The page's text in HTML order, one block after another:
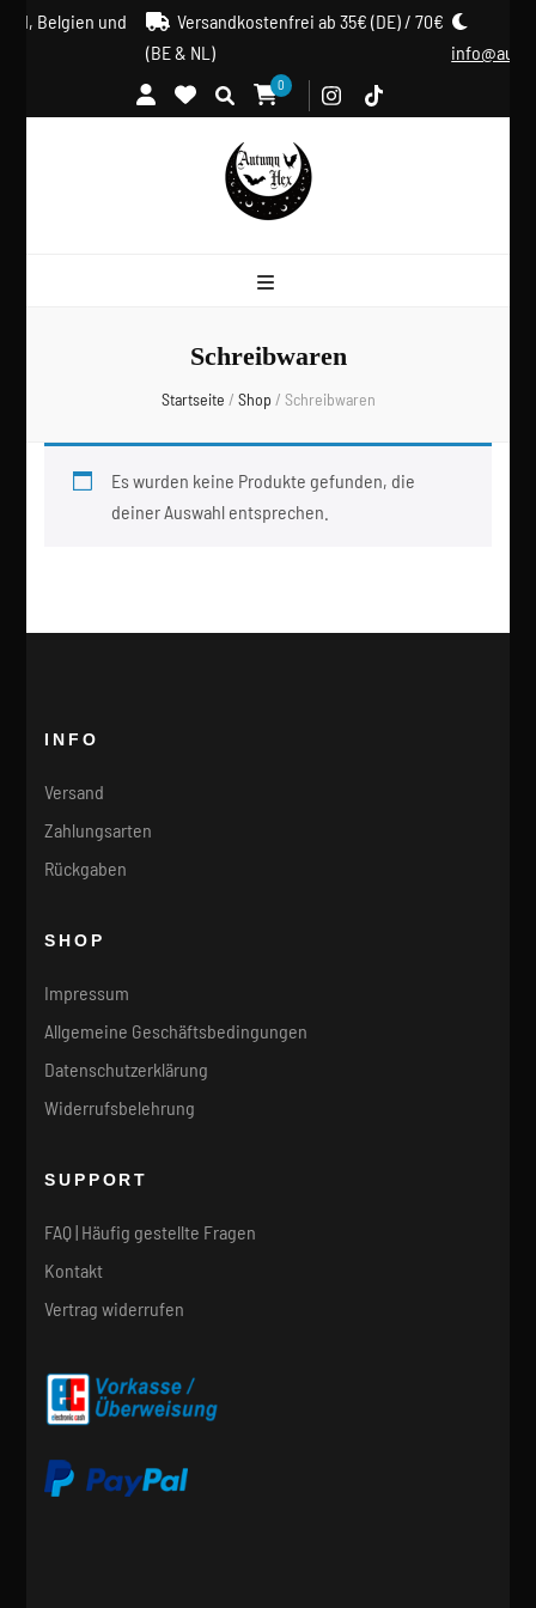
Belgien und
Versandkostenfrei ab 35€ (DE) / 70€
(BE & NL)
0
Schreibwaren
Startseite / Shop / Schreibwaren
Es wurden keine Produkte gefunden, die
deiner Auswahl entsprechen.
INFO
Versand
Zahlungsarten
Rückgaben
SHOP
Impressum
Allgemeine Geschäftsbedingungen
Datenschutzerklärung
Widerrufsbelehrung
SUPPORT
FAQ | Häufig gestellte Fragen
Kontakt
Vertrag widerrufen